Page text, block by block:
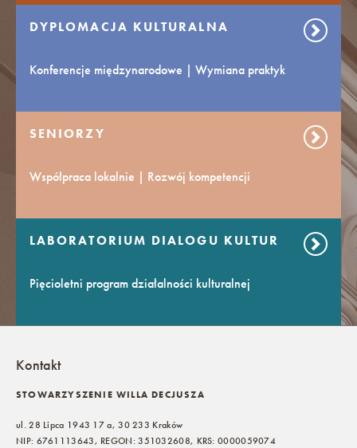
DYPLOMACJA KULTURALNA
Konferencje międzynarodowe | Wymiana praktyk
SENIORZY
Współpraca lokalnie | Rozwój kompetencji
LABORATORIUM DIALOGU KULTUR
Pięcioletni program działalności kulturalnej
Kontakt
STOWARZYSZENIE WILLA DECJUSZA
ul. 28 Lipca 1943 17 a, 30 233 Kraków
NIP: 6761113643, REGON: 351032608, KRS: 0000059074